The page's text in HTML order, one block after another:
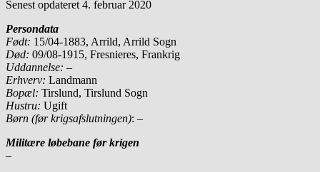
Senest opdateret 4. februar 2020
Persondata
Født: 15/04-1883, Arrild, Arrild Sogn
Død: 09/08-1915, Fresnieres, Frankrig
Uddannelse: –
Erhverv: Landmann
Bopæl: Tirslund, Tirslund Sogn
Hustru: Ugift
Børn (før krigsafslutningen): –
Militære løbebane før krigen
–